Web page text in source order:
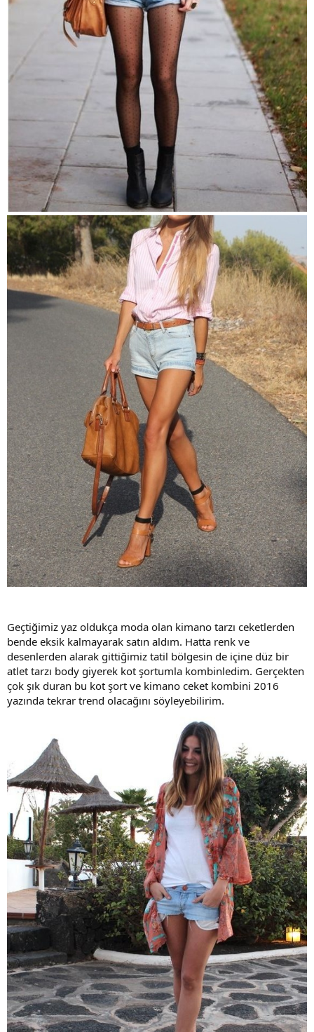
Geçtiğimiz yaz oldukça moda olan kimano tarzı ceketlerden
bende eksik kalmayarak satın aldım. Hatta renk ve
desenlerden alarak gittiğimiz tatil bölgesin de içine düz bir
atlet tarzı body giyerek kot şortumla kombinledim. Gerçekten
çok şık duran bu kot şort ve kimano ceket kombini 2016
yazında tekrar trend olacağını söyleyebilirim.